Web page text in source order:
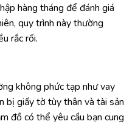
hàng tháng để đánh giá
quy trình này thường
rắc rối.
không phức tạp như vay
bị giấy tờ tùy thân và tài sản
đồ có thể yêu cầu bạn cung